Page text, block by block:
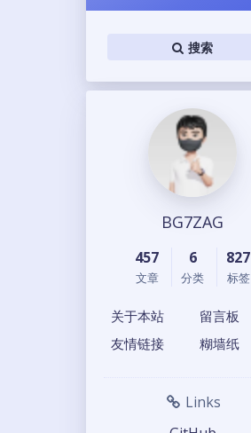
搜索
BG7ZAG
457
文章
6
分类
827
标签
关于本站
留言板
友情链接
糊墙纸
Links